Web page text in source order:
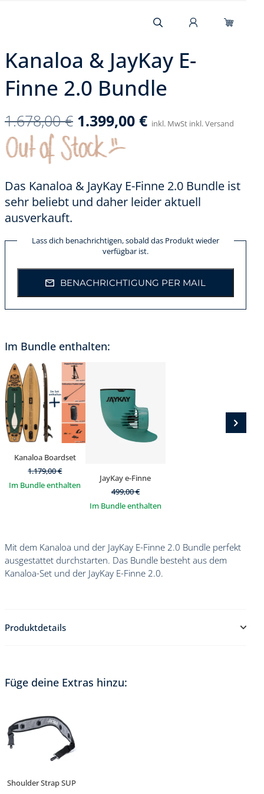
Kanaloa & JayKay E-
Finne 2.0 Bundle
1.678,00€ 1.399,00 € inkl. MwSt inkl. Versand
Das Kanaloa & JayKay E-Finne 2.0 Bundle ist
sehr beliebt und daher leider aktuell
ausverkauft.
Lass dich benachrichtigen, sobald das Produkt wieder
verfügbar ist.
BENACHRICHTIGUNG PER MAIL
Im Bundle enthalten:
Kanaloa Boardset
1.179,00€
Im Bundle enthalten
JayKay e-Finne
499,00€
Im Bundle enthalten
Mit dem Kanaloa und der JayKay E-Finne 2.0 Bundle perfekt
ausgestattet durchstarten. Das Bundle besteht aus dem
Kanaloa-Set und der JayKay E-Finne 2.0.
Produktdetails
Kanaloa SUP Set, bestehend aus: (949
Voll-Carbon-Paddel
Trolley-Reiserucksack mit Rollen im neuen Design
Super Double Action Pump für schnelles Aufpumpen
Abnehmbare Mittel- uns Seitenfinnen
Sicherungsleine
JayKay E-Finne 2.0: (449
Füge deine Extras hinzu:
Shoulder Strap SUP